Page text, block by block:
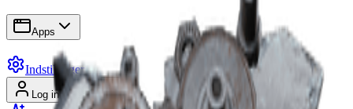
Apps
Indstillinger
Log ind Tilmeld